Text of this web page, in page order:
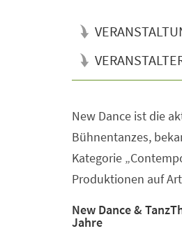
New Dance ist die
Bühnentanzes,
Kategorie
Produktionen auf
New Dance &
Jahre